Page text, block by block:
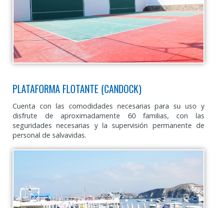
PLATAFORMA FLOTANTE (CANDOCK)
Cuenta con las comodidades necesarias para su uso y
disfrute de aproximadamente 60 familias, con las
seguridades necesarias y la supervisión permanente de
personal de salvavidas.